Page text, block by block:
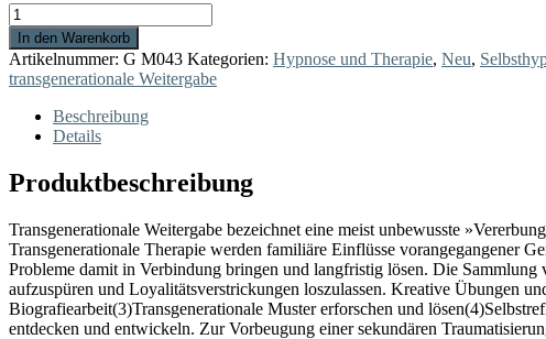
Transgenerationale
Therapie
Menge
In den Warenkorb
Artikelnummer: G M043 Kategorien: Hypnose und Therapie, Neu,
transgenerationale Weitergabe
Beschreibung
Details
Produktbeschreibung
Transgenerationale Weitergabe bezeichnet eine meist unbewusste
Transgenerationale Therapie werden familiäre Einflüsse vorangegangener
Probleme damit in Verbindung bringen und langfristig lösen. Die Sammlung
aufzuspüren und Loyalitätsverstrickungen loszulassen. Kreative Übungen
Biografiearbeit(3)Transgenerationale Muster erforschen und
entdecken und entwickeln. Zur Vorbeugung einer sekundären